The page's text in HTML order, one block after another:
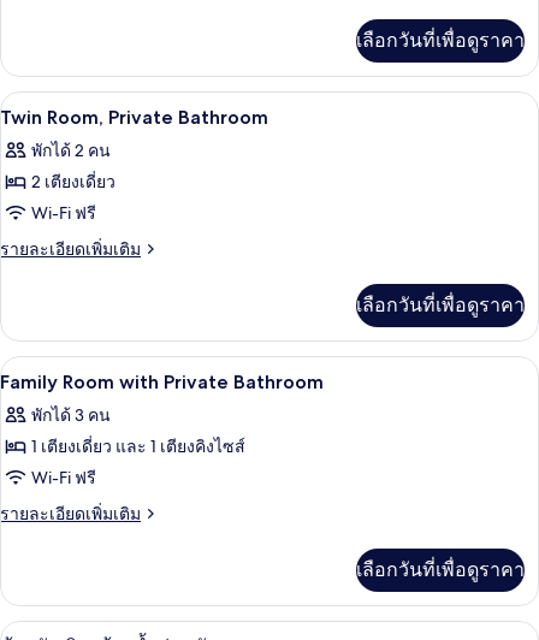
Bathroom
เกี่ยว
กับ
Double
Private
Bathroom
เลือกวันที่เพื่อดูราคา
เปิด
ภาพถ่าย
ทั้งหมด
ของ
Twin
Bathroom
18
Twin Room, Private Bathroom
พักได้ 2 คน
2 เตียงเดี่ยว
Wi-Fi ฟรี
รายละเอียดเพิ่มเติม
ราย
เกี่ยว
กับ
Twin
Room,
Private
Bathroom
เลือกวันที่เพื่อดูราคา
เปิด
ภาพถ่าย
ทั้งหมด
ของ
Family
Private
Bathroom
5
Family Room with Private Bathroom
พักได้ 3 คน
1 เตียงเดี่ยว และ 1 เตียงคิงไซส์
Wi-Fi ฟรี
รายละเอียดเพิ่มเติม
ราย
เกี่ยว
กับ
เลือกวันที่เพื่อดูราคา
ห้องดับเบิล, ห้องน้ำส่วนตัว | โต๊ะทำงา